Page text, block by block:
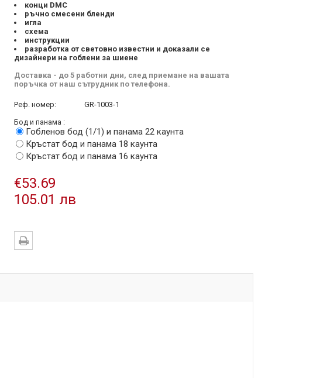
конци DMC
ръчно смесени бленди
игла
схема
инструкции
разработка от световно известни и доказали се
дизайнери на гоблени за шиене
Доставка - до 5 работни дни, след приемане на вашата
поръчка от наш сътрудник по телефона.
Реф. номер:
GR-1003-1
Бод и панама :
Гобленов бод (1/1) и панама 22 каунта
Кръстат бод и панама 18 каунта
Кръстат бод и панама 16 каунта
€53.69
105.01 лв